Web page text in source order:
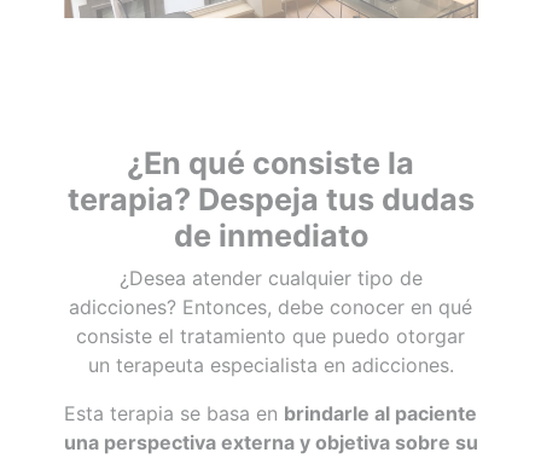
¿En qué consiste la
terapia? Despeja tus dudas
de inmediato
¿Desea atender cualquier tipo de
adicciones? Entonces, debe conocer en qué
consiste el tratamiento que puedo otorgar
un terapeuta especialista en adicciones.
Esta terapia se basa en brindarle al paciente
una perspectiva externa y objetiva sobre su